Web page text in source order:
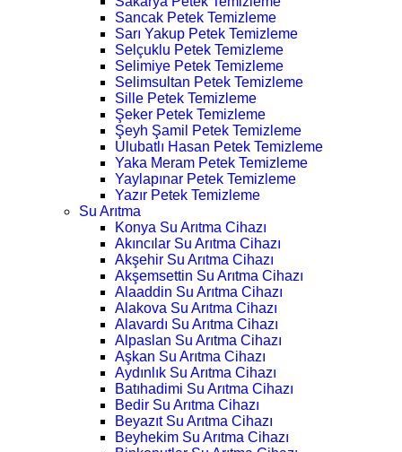
Sancak Petek Temizleme
Sarı Yakup Petek Temizleme
Selçuklu Petek Temizleme
Selimiye Petek Temizleme
Selimsultan Petek Temizleme
Sille Petek Temizleme
Şeker Petek Temizleme
Şeyh Şamil Petek Temizleme
Ulubatlı Hasan Petek Temizleme
Yaka Meram Petek Temizleme
Yaylapınar Petek Temizleme
Yazır Petek Temizleme
Su Arıtma
Konya Su Arıtma Cihazı
Akıncılar Su Arıtma Cihazı
Akşehir Su Arıtma Cihazı
Akşemsettin Su Arıtma Cihazı
Alaaddin Su Arıtma Cihazı
Alakova Su Arıtma Cihazı
Alavardı Su Arıtma Cihazı
Alpaslan Su Arıtma Cihazı
Aşkan Su Arıtma Cihazı
Aydınlık Su Arıtma Cihazı
Batıhadimi Su Arıtma Cihazı
Bedir Su Arıtma Cihazı
Beyazıt Su Arıtma Cihazı
Beyhekim Su Arıtma Cihazı